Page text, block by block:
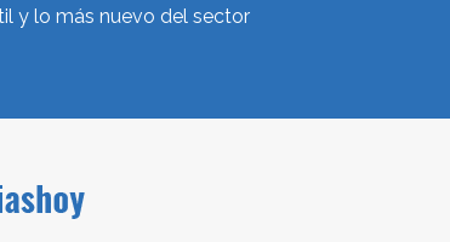
y lo más nuevo del sector